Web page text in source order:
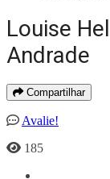
Louise
Andrade
Compartilhar
Avalie!
185